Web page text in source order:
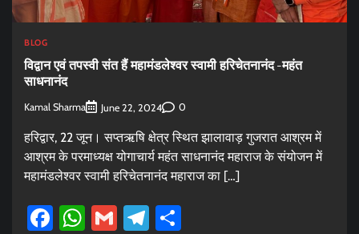
BLOG
विद्वान एवं तपस्वी संत हैं महामंडलेश्वर स्वामी हरिचेतनानंद -महंत
साधनानंद
Kamal Sharma June 22, 2024 0
हरिद्वार, 22 जून। सप्तऋषि क्षेत्र स्थित झालावाड़ गुजरात आश्रम में
आश्रम के परमाध्यक्ष योगाचार्य महंत साधनानंद महाराज के संयोजन में
महामंडलेश्वर स्वामी हरिचेतनानंद महाराज का […]
Facebook
WhatsApp
GmailTelegram